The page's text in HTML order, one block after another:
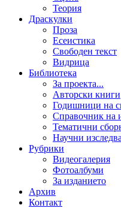
Теория
Драскулки
Проза
Есеистика
Свободен текст
Видрица
Библиотека
За проекта...
Авторски книги
Годишници на
Справочник на
Тематични
Научни
Рубрики
Видеогалерия
Фотоалбуми
За изданието
Архив
Контакт